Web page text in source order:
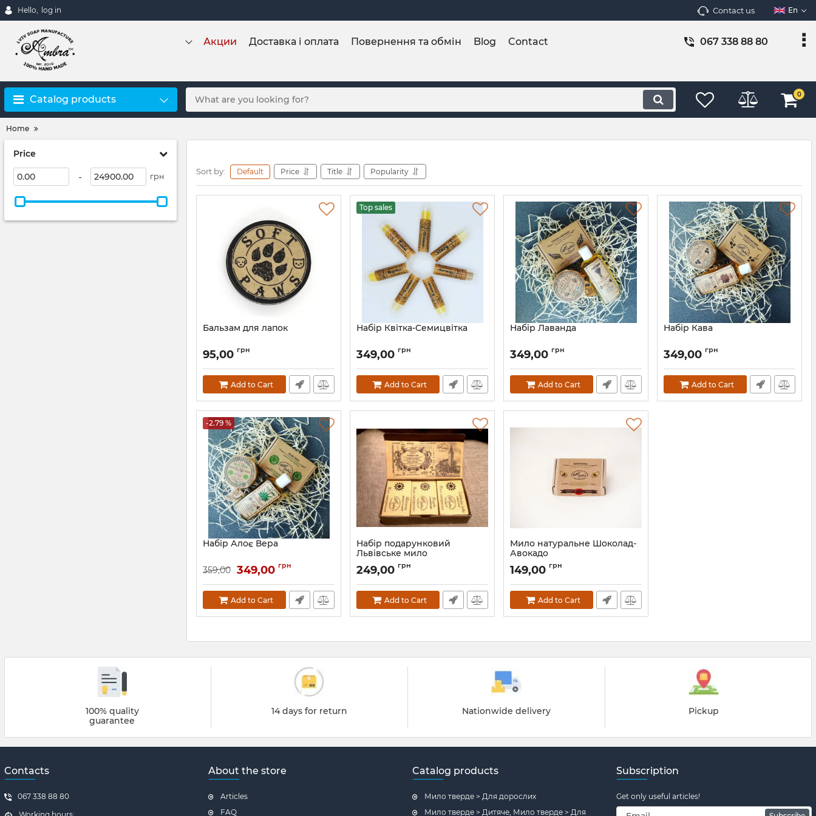
Hello, log in Contact us En
Акции Доставка і оплата Повернення та обмін Blog Contact 067 338 88 80
Catalog products 0
Home
Price
- грн
Sort by: Default Price Title Popularity
Бальзам для лапок
95,00 грн
Add to Cart
Top sales
Набір Квітка-Семицвітка
349,00 грн
Add to Cart
Набір Лаванда
349,00 грн
Add to Cart
Набір Кава
349,00 грн
Add to Cart
-2.79 %
Набір Алоє Вера
359,00 349,00 грн
Add to Cart
Набір подарунковий
Львівське мило
249,00 грн
Add to Cart
Мило натуральне Шоколад-
Авокадо
149,00 грн
Add to Cart
100% quality
guarantee
14 days for return Nationwide delivery Pickup
Contacts
067 338 88 80
About the store
Articles
FAQ
Catalog products
Мило тверде > Для дорослих
Мило тверде > Дитяче, Мило тверде > Для
Subscription
Get only useful articles!